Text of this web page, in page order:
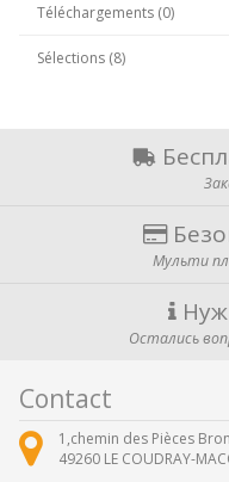
Téléchargements (0)
Sélections (8)
Мульти
Остались
Contact
1,chemin des Pièces Bron
49260 LE COUDRAY-